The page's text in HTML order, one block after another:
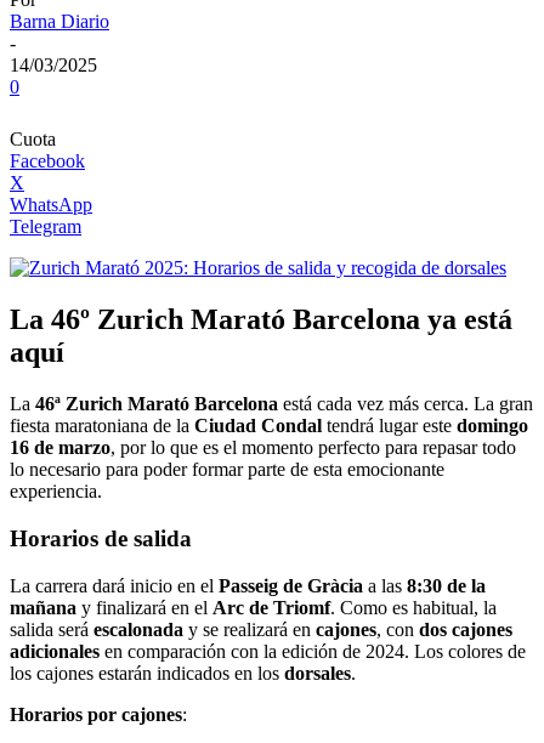
Barna Diario
-
14/03/2025
0
Cuota
Facebook
X
WhatsApp
Telegram
La 46º Zurich Marató Barcelona ya está
aquí
La 46ª Zurich Marató Barcelona está cada vez más cerca. La gran
fiesta maratoniana de la Ciudad Condal tendrá lugar este domingo
16 de marzo, por lo que es el momento perfecto para repasar todo
lo necesario para poder formar parte de esta emocionante
experiencia.
Horarios de salida
La carrera dará inicio en el Passeig de Gràcia a las 8:30 de la
mañana y finalizará en el Arc de Triomf. Como es habitual, la
salida será escalonada y se realizará en cajones, con dos cajones
adicionales en comparación con la edición de 2024. Los colores de
los cajones estarán indicados en los dorsales.
Horarios por cajones: